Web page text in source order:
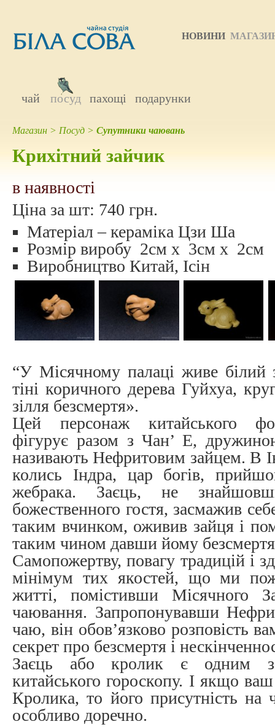
НОВИНИ
чай посуд пахощі подарунки
Магазин > Посуд > Супутники чаювань
Крихітний зайчик
в наявності
Ціна за шт: 740 грн.
Матеріал – кераміка Цзи Ша
Розмір виробу 2см х 3см х 2см
Виробництво Китай, Ісін
“У Місячному палаці живе білий
тіні коричного дерева Гуйхуа,
зілля безсмертя».
Цей персонаж китайського
фігурує разом з Чан’ Е,
називають Нефритовим зайцем. В
колись Індра, цар богів,
жебрака. Заєць, не
божественного гостя, засмажив
таким вчинком, оживив зайця і
таким чином давши йому
Самопожертву, повагу традицій і
мінімум тих якостей, що ми
житті, помістивши Місячного
чаювання. Запропонувавши
чаю, він обов’язково розповість
секрет про безсмертя і
Заєць або кролик є одним з
китайського гороскопу. І якщо
Кролика, то його присутність на
особливо доречно.